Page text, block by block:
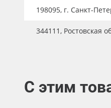
ПЭТ бэклит
Вспененный ПВХ
198095, г. Санкт-
344111, Ростовская
С этим